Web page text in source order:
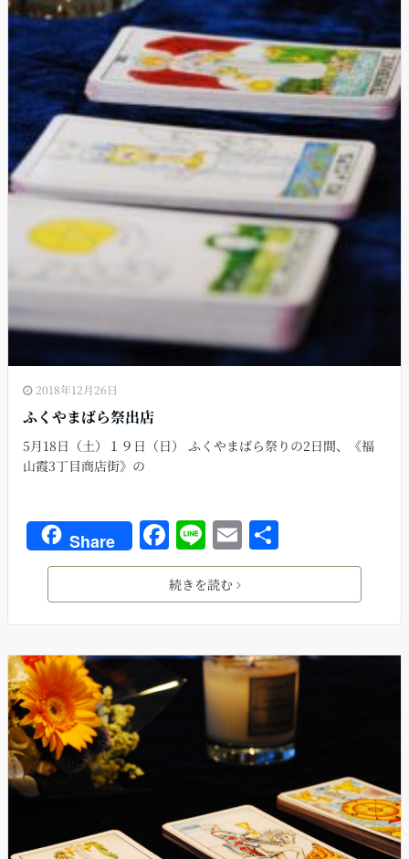
2018年12月26日
ふくやまばら祭出店
5月18日（土）１９日（日） ふくやまばら祭りの2日間、《福
山霞3丁目商店街》の
Share F
a
c
e
b
o
Li
n
e
E
m
ai
l
有
続きを読む